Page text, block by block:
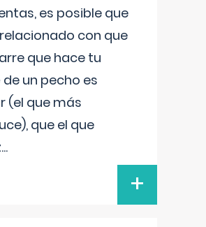
es posible que
con que
que hace tu
un pecho es
(el que más
que el que
...
+